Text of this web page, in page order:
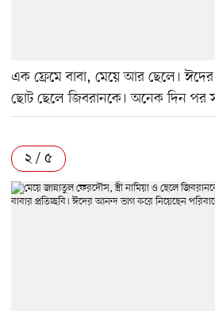
এক ফ্রেমে বাবা, মেয়ে আর ছেলে।
ছোট ছেলে জিবরানকে। অনেক দিন পর
২ / ৫